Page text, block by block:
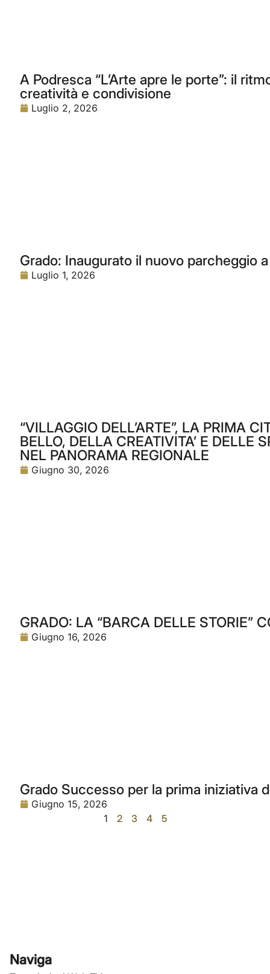
A Podresca “L’Arte apre le porte”: il
creatività e condivisione
Luglio 2, 2026
Grado: Inaugurato il nuovo parcheggio
Luglio 1, 2026
“VILLAGGIO DELL’ARTE”, LA PRIMA
BELLO, DELLA CREATIVITA’ E DELLE
NEL PANORAMA REGIONALE
Giugno 30, 2026
GRADO: LA “BARCA DELLE STORIE”
Giugno 16, 2026
Grado Successo per la prima iniziativa
Giugno 15, 2026
1
2 3 4 5
Naviga